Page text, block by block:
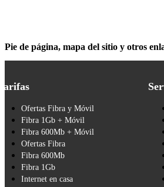
Pie de página, mapa del sitio y otros
Ofertas Fibra y Móvil
Fibra 1Gb + Móvil
Fibra 600Mb + Móvil
Ofertas Fibra
Fibra 600Mb
Fibra 1Gb
Internet en casa